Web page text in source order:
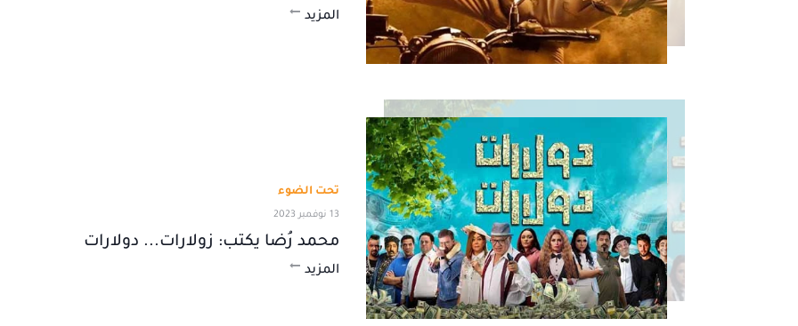
المزيد
تحت الضوء
13 نوفمبر 2023
محمد رُضا يكتب: زولارات... دولارات
المزيد